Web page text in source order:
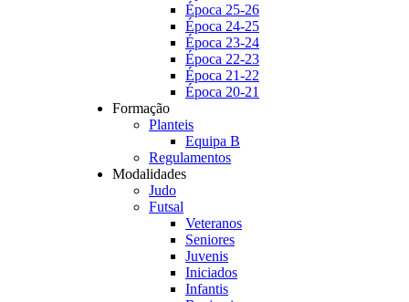
Época 25-26
Época 24-25
Época 23-24
Época 22-23
Época 21-22
Época 20-21
Formação
Planteis
Equipa B
Regulamentos
Modalidades
Judo
Futsal
Veteranos
Seniores
Juvenis
Iniciados
Infantis